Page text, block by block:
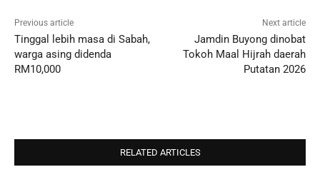
Previous article
Tinggal lebih masa di Sabah,
warga asing didenda
RM10,000
Next article
Jamdin Buyong dinobat
Tokoh Maal Hijrah daerah
Putatan 2026
RELATED ARTICLES